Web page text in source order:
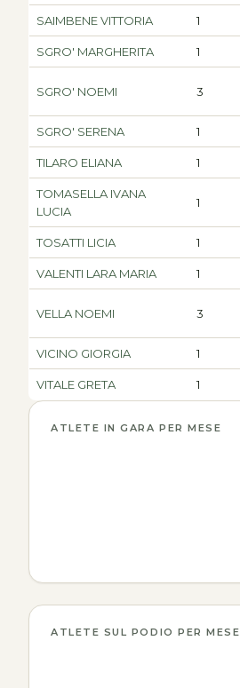
SAIMBENE VITTORIA 1
SGRO' MARGHERITA 1
SGRO' NOEMI 3
SGRO' SERENA 1
TILARO ELIANA 1
TOMASELLA IVANA
LUCIA
1
TOSATTI LICIA 1
VALENTI LARA MARIA 1
VELLA NOEMI 3
VICINO GIORGIA 1
VITALE GRETA 1
ATLETE IN GARA PER MESE
ATLETE SUL PODIO PER MESE